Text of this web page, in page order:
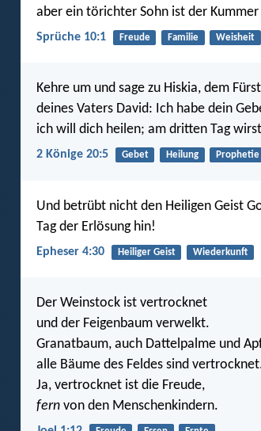
aber ein törichter Sohn ist der
Sprüche 10:1 Freude Familie Weisheit
Kehre um und sage zu Hiskia, dem
deines Vaters David: Ich habe dein
ich will dich heilen; am dritten Tag
2 Könige 20:5 Gebet Heilung Prophetie
Und betrübt nicht den Heiligen Geist
Tag der Erlösung hin!
Epheser 4:30 Heiliger Geist Wiederkunft
Der Weinstock ist vertrocknet
und der Feigenbaum verwelkt.
Granatbaum, auch Dattelpalme und
alle Bäume des Feldes sind
Ja, vertrocknet ist die Freude,
fern von den Menschenkindern.